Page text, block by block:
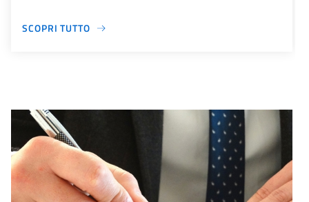
SCOPRI TUTTO